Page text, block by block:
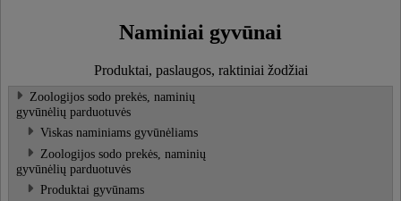
Naminiai gyvūnai
Produktai, paslaugos, raktiniai žodžiai
Zoologijos sodo prekės, naminių
gyvūnėlių parduotuvės
Viskas naminiams gyvūnėliams
Zoologijos sodo prekės, naminių
gyvūnėlių parduotuvės
Produktai gyvūnams